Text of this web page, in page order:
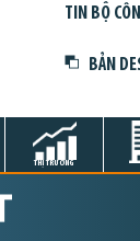
TIN BỘ
BẢN
THỊ TRƯỜNG